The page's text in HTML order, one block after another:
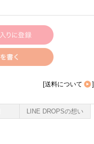
[送料について ]
LINE DROPSの想い